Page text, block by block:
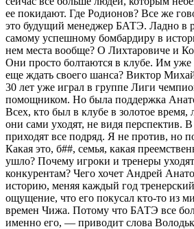
ее покидают. Где Родионов? Все же
это будущий менеджер БАТЭ. Ладно в
самому успешному бомбардиру в
нем места вообще? О Лихтаровиче и
Они просто болтаются в клубе. Им уже
еще ждать своего шанса? Виктор
30 лет уже играл в группе Лиги
помощником. Но была поддержка
Всех, кто был в клубе в золотое
они сами уходят, не видя перспектив.
приходят все подряд. Я не против, но
Какая это, б##, семья, какая
ушло? Почему игроки и тренеры
конкурентам? Чего хочет Андрей
историю, меняя каждый год
ощущение, что его покусал кто-то из
времен Чижа. Потому что БАТЭ все
именно его, — приводит слова